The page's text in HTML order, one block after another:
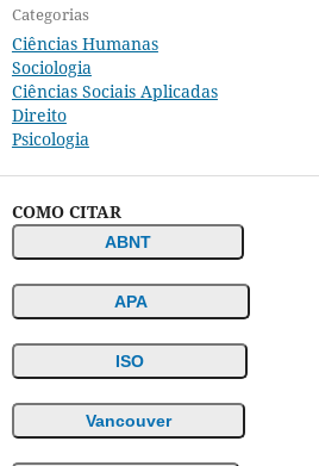
Categorias
Ciências Humanas
Sociologia
Ciências Sociais Aplicadas
Direito
Psicologia
COMO CITAR
ABNT
APA
ISO
Vancouver